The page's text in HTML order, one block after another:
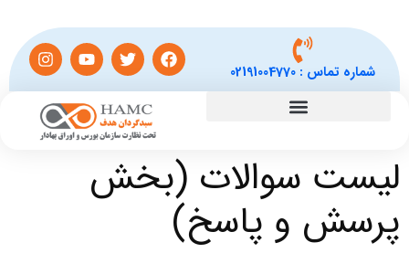
شماره تماس :02191004770
لیست سوالات (بخش
پرسش و پاسخ)